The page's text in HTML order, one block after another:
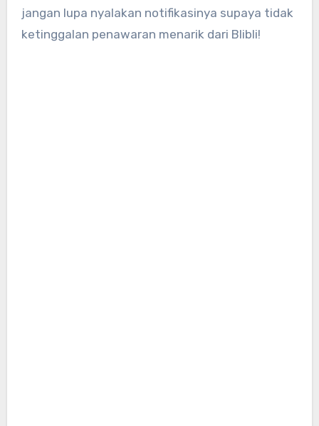
jangan lupa nyalakan notifikasinya supaya tidak
ketinggalan penawaran menarik dari Blibli!